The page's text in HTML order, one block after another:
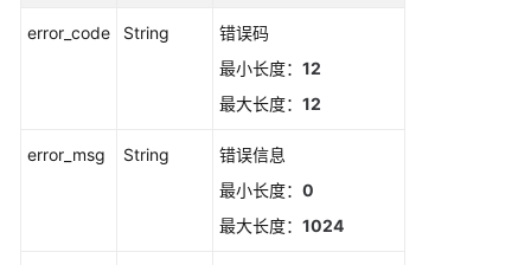
件
error_code String
错误码
最小长度： 12
最大长度： 12
error_msg String
错误信息
最小长度： 0
最大长度： 1024